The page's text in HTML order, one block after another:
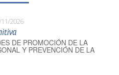
2026
DE PROMOCIÓN DE LA
Y PREVENCIÓN DE LA